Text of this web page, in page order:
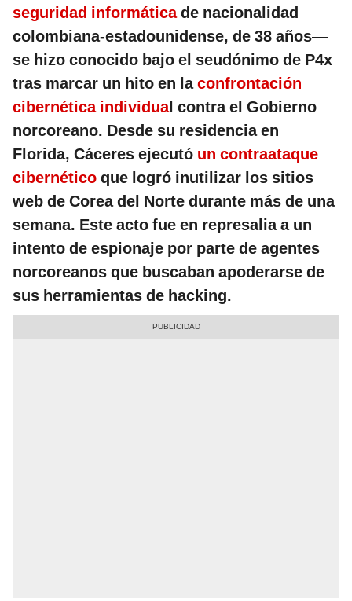
seguridad informáticade nacionalidad
colombiana-estadounidense, de 38 años—
se hizo conocido bajo el seudónimo de P4x
tras marcar un hito en laconfrontación
cibernética individual contra el Gobierno
norcoreano. Desde su residencia en
Florida, Cáceres ejecutó un contraataque
cibernético que logró inutilizar los sitios
web de Corea del Norte durante más de una
semana. Este acto fue en represalia a un
intento de espionaje por parte de agentes
norcoreanos que buscaban apoderarse de
sus herramientas de hacking.